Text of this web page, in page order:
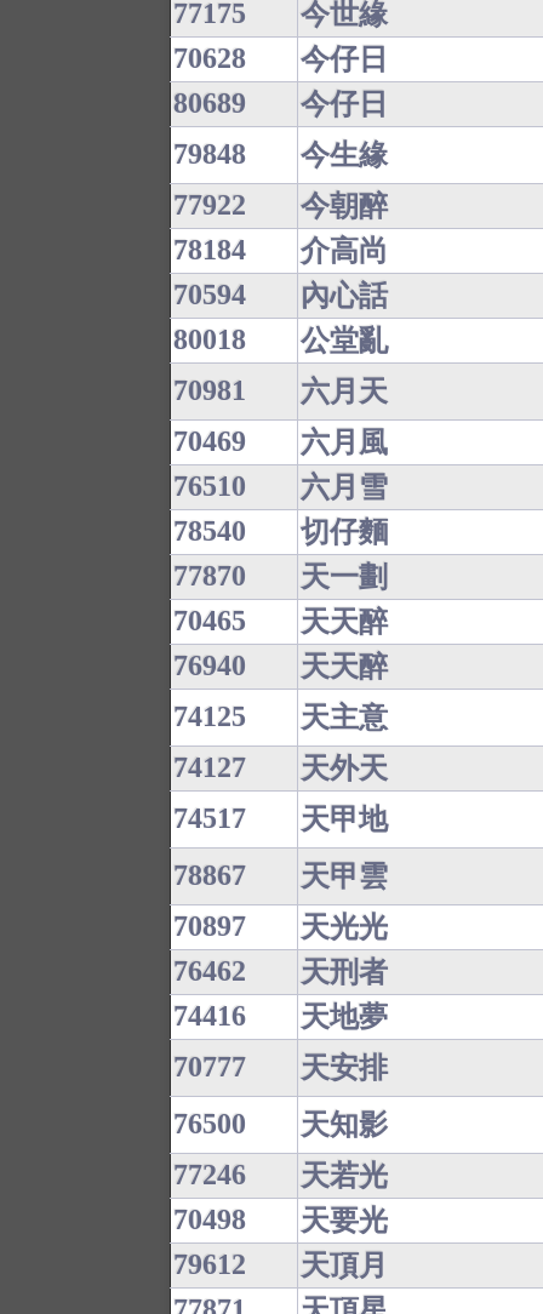
77175
今世緣
70628
今仔日
80689
今仔日
79848
今生緣
77922
今朝醉
78184
介高尚
70594
內心話
80018
公堂亂
70981
六月天
70469
六月風
76510
六月雪
78540
切仔麵
77870
天一劃
70465
天天醉
76940
天天醉
74125
天主意
74127
天外天
74517
天甲地
78867
天甲雲
70897
天光光
76462
天刑者
74416
天地夢
70777
天安排
76500
天知影
77246
天若光
70498
天要光
79612
天頂月